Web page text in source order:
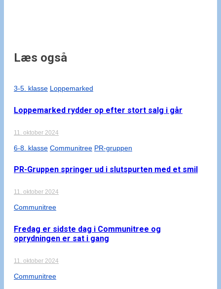
Læs også
3-5. klasse Loppemarked
Loppemarked rydder op efter stort salg i går
11. oktober 2024
6-8. klasse Communitree PR-gruppen
PR-Gruppen springer ud i slutspurten med et smil
11. oktober 2024
Communitree
Fredag er sidste dag i Communitree og
oprydningen er sat i gang
11. oktober 2024
Communitree